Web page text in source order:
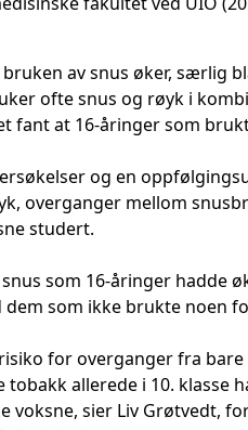
bruken av snus øker, særlig
ofte snus og røyk i
fant at 16-åringer som
og en
overganger mellom
studert.
som 16-åringer hadde
som ikke brukte noen
for overganger fra bare
tobakk allerede i 10.
voksne, sier Liv Grøtvedt,